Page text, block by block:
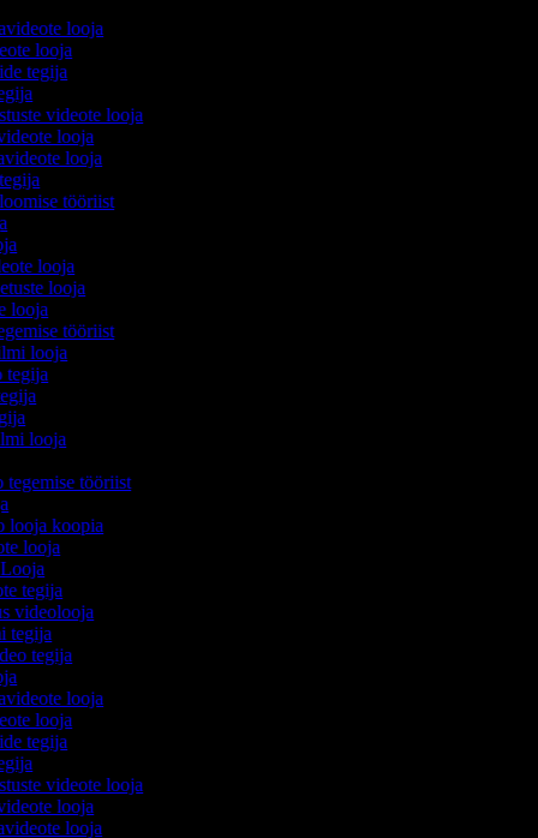
looja
looja
tegija
videote looja
looja
looja
tööriist
looja
looja
looja
tööriist
looja
tegija
looja
tegemise tööriist
looja koopia
looja
tegija
videolooja
tegija
tegija
looja
looja
tegija
videote looja
looja
looja